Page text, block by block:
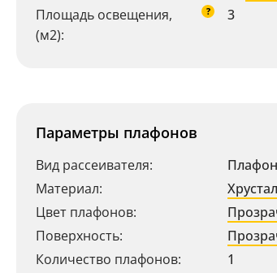
Площадь освещения,
(м2):
? 3
Параметры плафонов
Вид рассеивателя:
Плафон
Материал:
Цвет плафонов:
Поверхность:
Количество плафонов:
1